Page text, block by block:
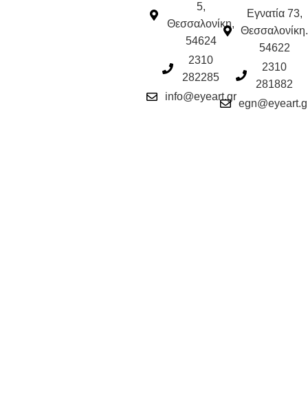
5,
Θεσσαλονίκη,
54624
2310
282285
info@eyeart.gr
Εγνατία 73,
Θεσσαλονίκη.
54622
2310
281882